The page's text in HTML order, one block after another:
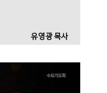
유영광 목사